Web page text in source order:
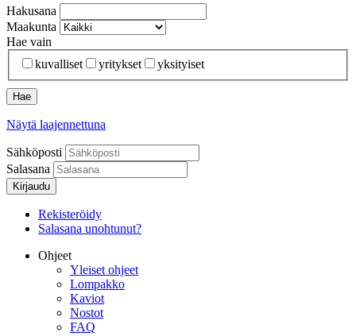
Hakusana
Maakunta
Hae vain
kuvalliset
yritykset yksityiset
Näytä laajennettuna
Sähköposti
Salasana
Kirjaudu
Rekisteröidy
Salasana unohtunut?
Ohjeet
Yleiset ohjeet
Lompakko
Kaviot
Nostot
FAQ